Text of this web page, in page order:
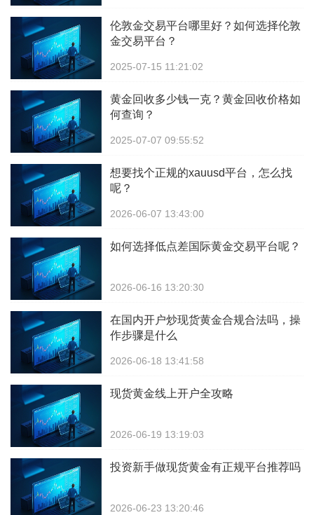
伦敦金交易平台哪里好？如何选择伦敦
金交易平台？
2025-07-15 11:21:02
黄金回收多少钱一克？黄金回收价格如
何查询？
2025-07-07 09:55:52
想要找个正规的xauusd平台，怎么找
呢？
2026-06-07 13:43:00
如何选择低点差国际黄金交易平台呢？
2026-06-16 13:20:30
在国内开户炒现货黄金合规合法吗，操
作步骤是什么
2026-06-18 13:41:58
现货黄金线上开户全攻略
2026-06-19 13:19:03
投资新手做现货黄金有正规平台推荐吗
2026-06-23 13:20:46